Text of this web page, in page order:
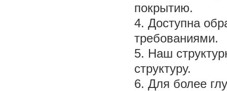
покрытию.
4. Доступна
требованиями.
5. Наш
структуру.
6. Для более